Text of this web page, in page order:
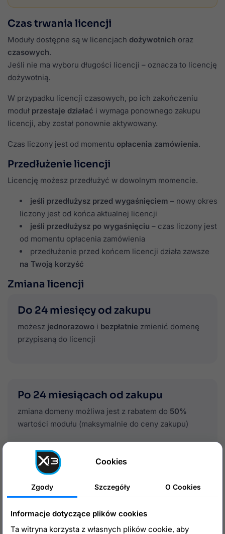
Czas trwania licencji
Moduły dostępne są w licencjach dożywotnich oraz
czasowych.
Jeśli nie ma wyboru długości licencji – oznacza to licencję
dożywotnią.
W przypadku licencji czasowych, po ich zakończeniu
moduł przestaje działać i wymaga ponownego zakupu
licencji, aby został ponownie aktywowany.
Czas liczony jest od momentu opłacenia zamówienia.
Przedłużenie licencji
Licencję możesz przedłużyć w dowolnym momencie.
jeśli przedłużysz przed wygaśnięciem – nowy okres
liczony jest od końca aktualnej licencji
jeśli przedłużysz po wygaśnięciu – czas liczony jest
od momentu opłacenia zamówienia
przedłużenie przed końcem licencji działa zawsze
na Twoją korzyść
Zmiana licencji
Do 24 miesięcy od zakupu
możesz jednorazowo i bezpłatnie zmienić domenę
przypisaną do licencji
Po 24 miesiącach od zakupu
zmiana domeny możliwa jest z rabatem do 50%
wartości modułu (maksymalnie do ceny zakupu)
Warunki zmiany licencji
domeny
Cookies
Zgody Szczegóły O Cookies
Informacje dotyczące plików cookies
Ta witryna korzysta z własnych plików cookie, aby